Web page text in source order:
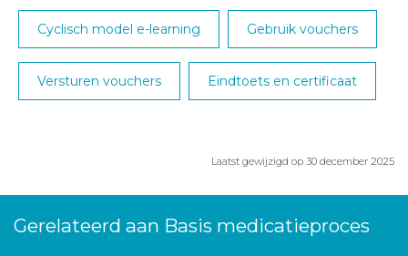
Cyclisch model e-learning Gebruik vouchers
Versturen vouchers Eindtoets en certificaat
Laatst gewijzigd op 30 december 2025
Gerelateerd aan Basis medicatieproces